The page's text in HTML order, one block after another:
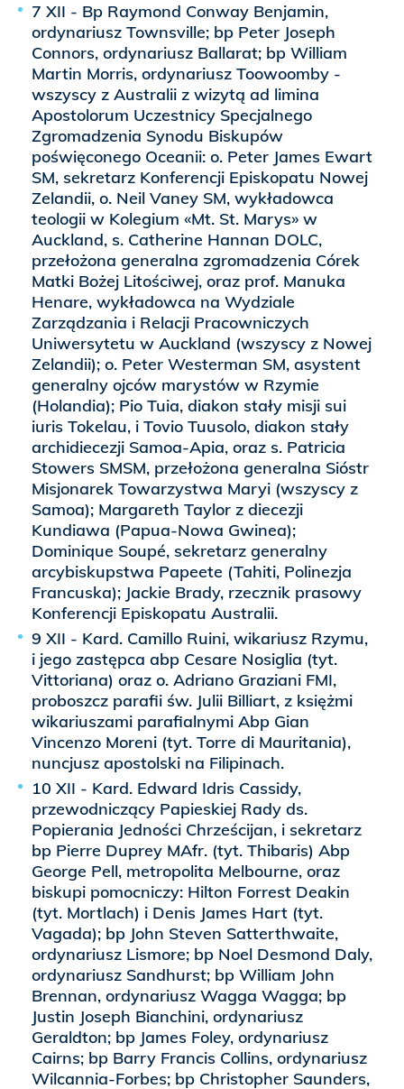
7 XII - Bp Raymond Conway Benjamin,
ordynariusz Townsville; bp Peter Joseph
Connors, ordynariusz Ballarat; bp William
Martin Morris, ordynariusz Toowoomby -
wszyscy z Australii z wizytą ad limina
Apostolorum Uczestnicy Specjalnego
Zgromadzenia Synodu Biskupów
poświęconego Oceanii: o. Peter James Ewart
SM, sekretarz Konferencji Episkopatu Nowej
Zelandii, o. Neil Vaney SM, wykładowca
teologii w Kolegium «Mt. St. Marys» w
Auckland, s. Catherine Hannan DOLC,
przełożona generalna zgromadzenia Córek
Matki Bożej Litościwej, oraz prof. Manuka
Henare, wykładowca na Wydziale
Zarządzania i Relacji Pracowniczych
Uniwersytetu w Auckland (wszyscy z Nowej
Zelandii); o. Peter Westerman SM, asystent
generalny ojców marystów w Rzymie
(Holandia); Pio Tuia, diakon stały misji sui
iuris Tokelau, i Tovio Tuusolo, diakon stały
archidiecezji Samoa-Apia, oraz s. Patricia
Stowers SMSM, przełożona generalna Sióstr
Misjonarek Towarzystwa Maryi (wszyscy z
Samoa); Margareth Taylor z diecezji
Kundiawa (Papua-Nowa Gwinea);
Dominique Soupé, sekretarz generalny
arcybiskupstwa Papeete (Tahiti, Polinezja
Francuska); Jackie Brady, rzecznik prasowy
Konferencji Episkopatu Australii.
9 XII - Kard. Camillo Ruini, wikariusz Rzymu,
i jego zastępca abp Cesare Nosiglia (tyt.
Vittoriana) oraz o. Adriano Graziani FMI,
proboszcz parafii św. Julii Billiart, z księżmi
wikariuszami parafialnymi Abp Gian
Vincenzo Moreni (tyt. Torre di Mauritania),
nuncjusz apostolski na Filipinach.
10 XII - Kard. Edward Idris Cassidy,
przewodniczący Papieskiej Rady ds.
Popierania Jedności Chrześcijan, i sekretarz
bp Pierre Duprey MAfr. (tyt. Thibaris) Abp
George Pell, metropolita Melbourne, oraz
biskupi pomocniczy: Hilton Forrest Deakin
(tyt. Mortlach) i Denis James Hart (tyt.
Vagada); bp John Steven Satterthwaite,
ordynariusz Lismore; bp Noel Desmond Daly,
ordynariusz Sandhurst; bp William John
Brennan, ordynariusz Wagga Wagga; bp
Justin Joseph Bianchini, ordynariusz
Geraldton; bp James Foley, ordynariusz
Cairns; bp Barry Francis Collins, ordynariusz
Wilcannia-Forbes; bp Christopher Saunders,